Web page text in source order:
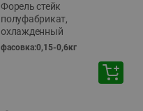
Форель стейк
полуфабрикат,
охлажденный
фасовка:0,15-0,6кг